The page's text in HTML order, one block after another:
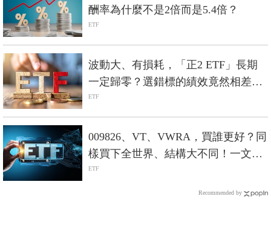
酬率為什麼不是2倍而是5.4倍？
ETF
波動大、有損耗，「正2 ETF」長期
一定歸零？選錯標的績效竟然相差5
倍？
ETF
009826、VT、VWRA，買誰更好？同
樣買下全世界、結構大不同！一文完
整剖析
ETF
Recommended by